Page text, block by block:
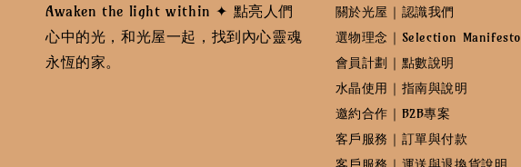
Awaken the light within ✦ 點亮人們
心中的光，和光屋一起，找到內心靈魂
永恆的家。
關於光屋｜認識我們
選物理念｜Selection Manifesto
會員計劃｜點數說明
水晶使用｜指南與說明
邀約合作｜B2B專案
客戶服務｜訂單與付款